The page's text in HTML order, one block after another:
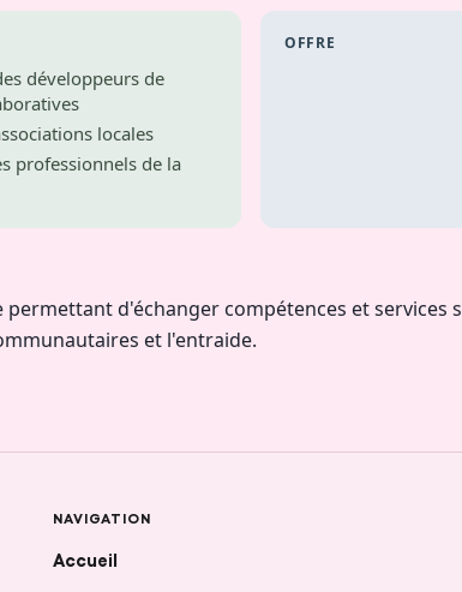
développeurs de
locales
professionnels de la
OFFRE
d'échanger compétences et services
et l'entraide.
NAVIGATION
Accueil